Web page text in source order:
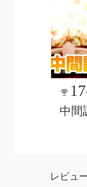
17
中間